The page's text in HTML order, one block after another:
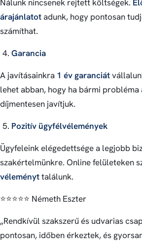
Nálunk nincsenek rejtett költségek.
árajánlatotadunk, hogy pontosan
számíthat.
Garancia
A javításainkra 1 év garanciát
lehet abban, hogy ha bármi probléma
díjmentesen javítjuk.
Pozitív ügyfélvélemények
Ügyfeleink elégedettsége a legjobb
szakértelmünkre. Online felületeken
véleményttalálunk.
⭐️⭐️⭐️⭐️⭐️ Németh Eszter
„Rendkívül szakszerű és udvarias
pontosan, időben érkeztek, és